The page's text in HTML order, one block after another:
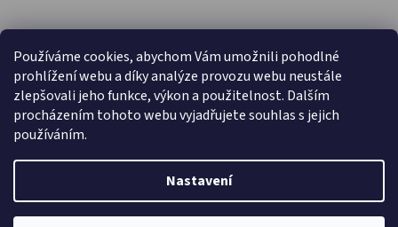
Používáme cookies, abychom Vám umožnili pohodlné
prohlížení webu a díky analýze provozu webu neustále
zlepšovali jeho funkce, výkon a použitelnost. Dalším
procházením tohoto webu vyjadřujete souhlas s jejich
používáním.
Nastavení
PŘIJÍMÁME ONLINE PLATBY
Vytvořil Shoptet
Copyright 2026Capáčky.com. Všechna práva vyhrazena.